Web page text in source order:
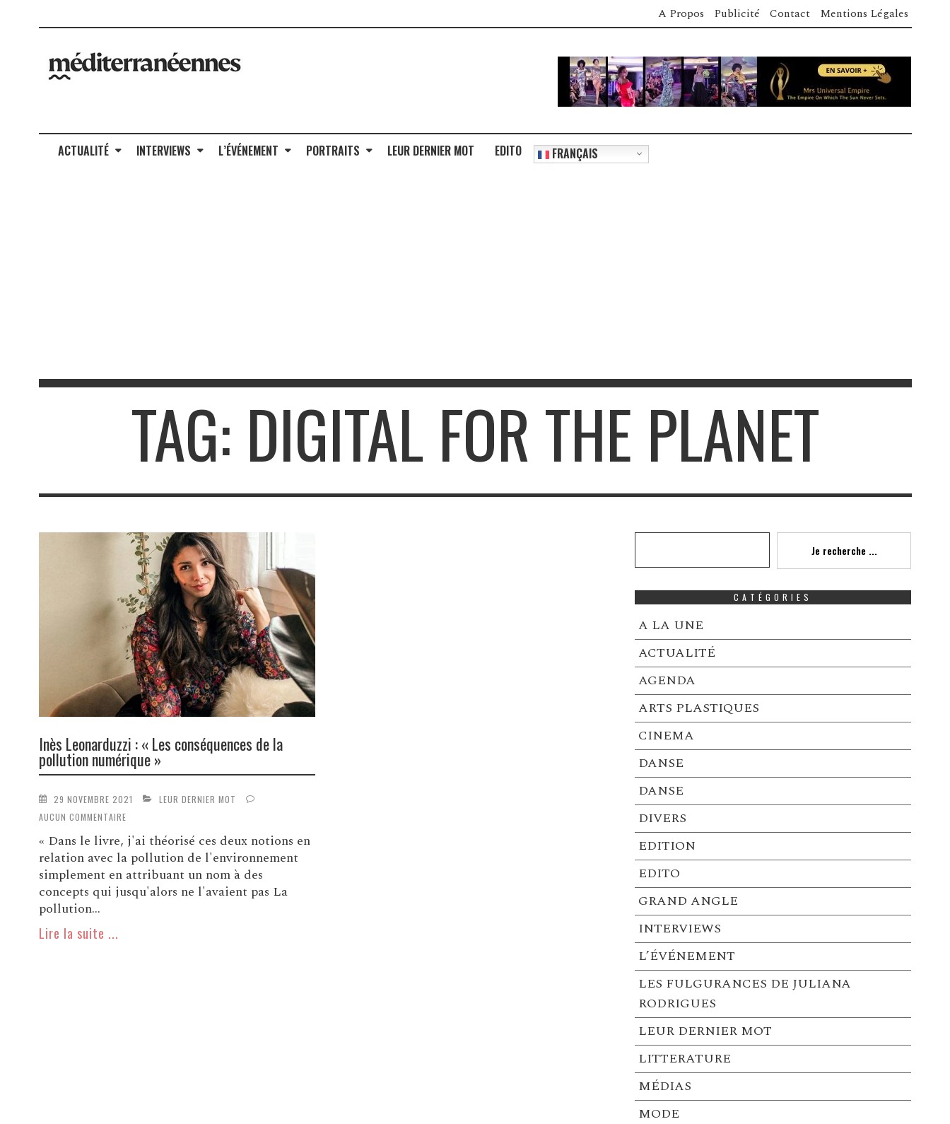
A Propos Publicité Contact Mentions Légales
ACTUALITÉ INTERVIEWS L’ÉVÉNEMENT PORTRAITS LEUR DERNIER MOT EDITO FRANÇAIS
TAG: DIGITAL FOR THE PLANET
Inès Leonarduzzi : « Les conséquences de la
pollution numérique »
29 NOVEMBRE 2021
LEUR DERNIER MOT
AUCUN COMMENTAIRE
« Dans le livre, j'ai théorisé ces deux notions en
relation avec la pollution de l'environnement
simplement en attribuant un nom à des
concepts qui jusqu'alors ne l'avaient pas La
pollution...
Lire la suite ...
Je recherche ...
CATÉGORIES
A LA UNE
ACTUALITÉ
AGENDA
ARTS PLASTIQUES
CINEMA
DANSE
DANSE
DIVERS
EDITION
EDITO
GRAND ANGLE
INTERVIEWS
L’ÉVÉNEMENT
LES FULGURANCES DE JULIANA
RODRIGUES
LEUR DERNIER MOT
LITTERATURE
MÉDIAS
MODE